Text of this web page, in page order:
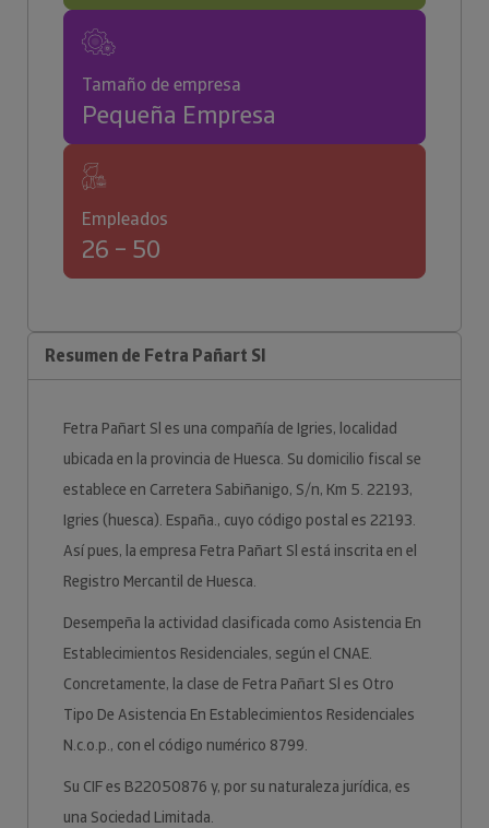
Tamaño de empresa
Pequeña Empresa
Empleados
26 – 50
Resumen de Fetra Pañart Sl
Fetra Pañart Sl es una compañía de Igries, localidad
ubicada en la provincia de Huesca. Su domicilio fiscal se
establece en Carretera Sabiñanigo, S/n, Km 5. 22193,
Igries (huesca). España., cuyo código postal es 22193.
Así pues, la empresa Fetra Pañart Sl está inscrita en el
Registro Mercantil de Huesca.
Desempeña la actividad clasificada como Asistencia En
Establecimientos Residenciales, según el CNAE.
Concretamente, la clase de Fetra Pañart Sl es Otro
Tipo De Asistencia En Establecimientos Residenciales
N.c.o.p., con el código numérico 8799.
Su CIF es B22050876 y, por su naturaleza jurídica, es
una Sociedad Limitada.